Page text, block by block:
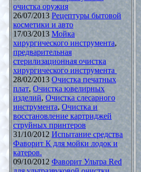
очистка оружия
26/07/2013 Рецептуры бытовой
косметики и авто
17/03/2013 Мойка
хирургического инструмента,
предварительная
стерилизационная очистка
хирургического инструмента
28/02/2013 Очистка печатных
плат, Очистка ювелирных
изделий, Очистка слесарного
инструмента, Очистка и
восстановление картриджей
струйных принтеров
31/10/2012 Испытание средства
Фаворит К для мойки лодок и
катеров.
09/10/2012 Фаворит Ультра Red